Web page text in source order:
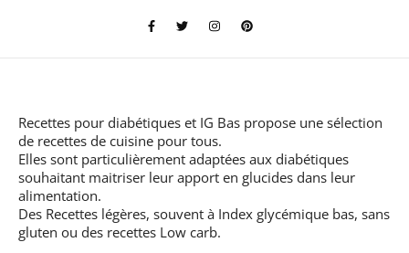
Recettes pour diabétiques et IG Bas propose une sélection
de recettes de cuisine pour tous.
Elles sont particulièrement adaptées aux diabétiques
souhaitant maitriser leur apport en glucides dans leur
alimentation.
Des Recettes légères, souvent à Index glycémique bas, sans
gluten ou des recettes Low carb.